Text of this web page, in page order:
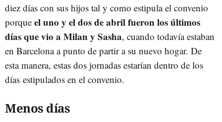
diez días con sus hijos tal y como estipula el convenio
porque el uno y el dos de abril fueron los últimos
días que vio a Milan y Sasha, cuando todavía estaban
en Barcelona a punto de partir a su nuevo hogar. De
esta manera, estas dos jornadas estarían dentro de los
días estipulados en el convenio.
Menos días